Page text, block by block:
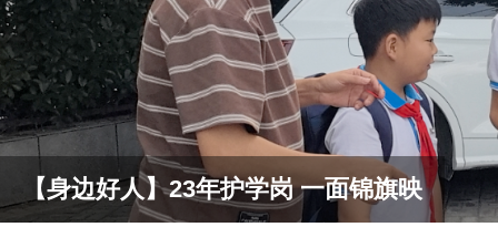
【身边好人】23年护学岗 一面锦旗映